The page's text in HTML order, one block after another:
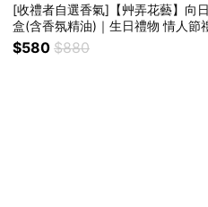
[收禮者自選香氣]【艸弄花藝】向
盒(含香氛精油)｜生日禮物 情人節
紓壓小物 永生花 乾燥花
$580 $880